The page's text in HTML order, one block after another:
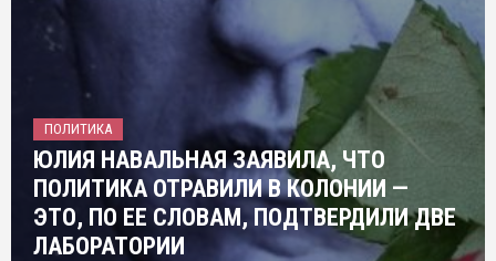
ПОЛИТИКА
ЮЛИЯ НАВАЛЬНАЯ ЗАЯВИЛА, ЧТО
ПОЛИТИКА ОТРАВИЛИ В КОЛОНИИ —
ЭТО, ПО ЕЕ СЛОВАМ, ПОДТВЕРДИЛИ ДВЕ
ЛАБОРАТОРИИ